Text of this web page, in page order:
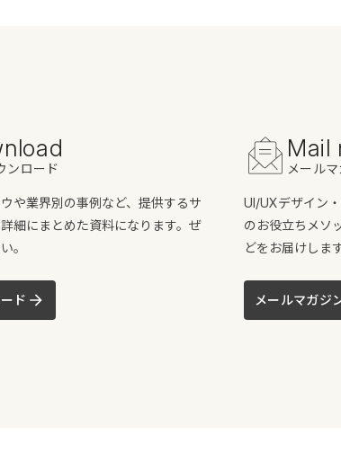
ンロード
や業界別の事例など、提供するサ
細にまとめた資料になります。ぜ
。
ド
Mail
メール
UI/UXデザイン
のお役立ちメソ
どをお届けします
メールマガジ